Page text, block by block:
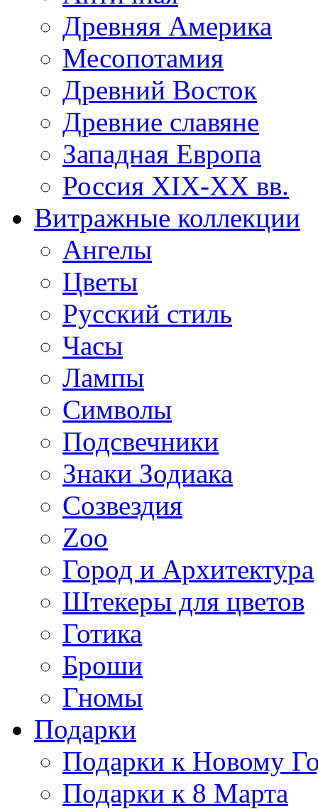
Древняя Америка
Месопотамия
Древний Восток
Древние славяне
Западная Европа
Россия XIX-XX вв.
Витражные коллекции
Ангелы
Цветы
Русский стиль
Часы
Лампы
Символы
Подсвечники
Знаки Зодиака
Созвездия
Zoo
Город и Архитектура
Штекеры для цветов
Готика
Броши
Гномы
Подарки
Подарки к Новому
Подарки к 8 Марта